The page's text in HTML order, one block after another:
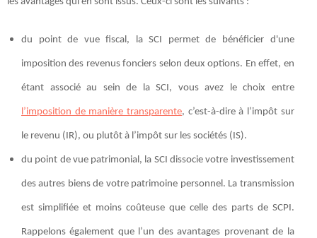
du point de vue fiscal, la SCI permet de bénéficier d'une
imposition des revenus fonciers selon deux options. En effet, en
étant associé au sein de la SCI, vous avez le choix entre
l’imposition de manière transparente, c’est-à-dire à l’impôt sur
le revenu (IR), ou plutôt à l’impôt sur les sociétés (IS).
du point de vue patrimonial, la SCI dissocie votre investissement
des autres biens de votre patrimoine personnel. La transmission
est simplifiée et moins coûteuse que celle des parts de SCPI.
Rappelons également que l’un des avantages provenant de la